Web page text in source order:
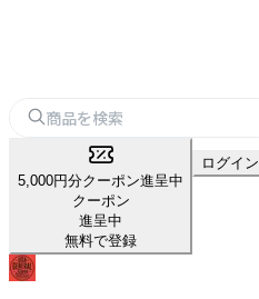
5,000円分クーポン進呈中
クーポン
進呈中
無料で登録
ログイン